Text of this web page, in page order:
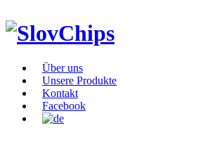
Über uns
Unsere Produkte
Kontakt
Facebook